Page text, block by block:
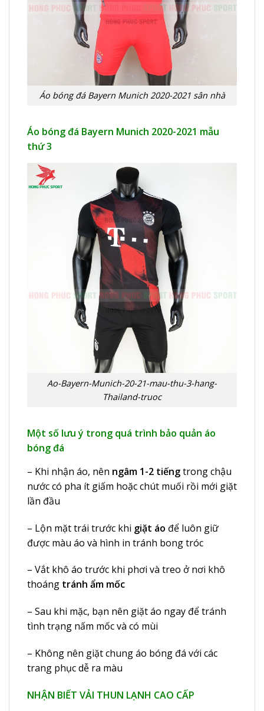
Áo bóng đá Bayern Munich 2020-2021 sân nhà
Áo bóng đá Bayern Munich 2020-2021 mẫu
thứ 3
Ao-Bayern-Munich-20-21-mau-thu-3-hang-
Thailand-truoc
Một số lưu ý trong quá trình bảo quản áo
bóng đá
– Khi nhận áo, nên ngâm 1-2 tiếngtrong chậu
nước có pha ít giấm hoặc chút muối rồi mới giặt
lần đầu
– Lộn mặt trái trước khi giặt áo để luôn giữ
được màu áo và hình in tránh bong tróc
– Vắt khô áo trước khi phơi và treo ở nơi khô
thoáng tránh ẩm mốc
– Sau khi mặc, bạn nên giặt áo ngay để tránh
tình trạng nấm mốc và có mùi
– Không nên giặt chung áo bóng đá với các
trang phục dễ ra màu
NHẬN BIẾT VẢI THUN LẠNH CAO CẤP